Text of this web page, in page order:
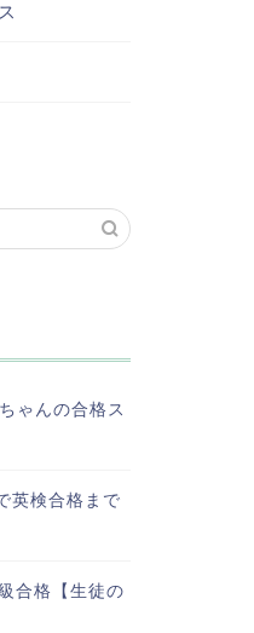
ゃんの合格ス
英検合格まで
合格【生徒の